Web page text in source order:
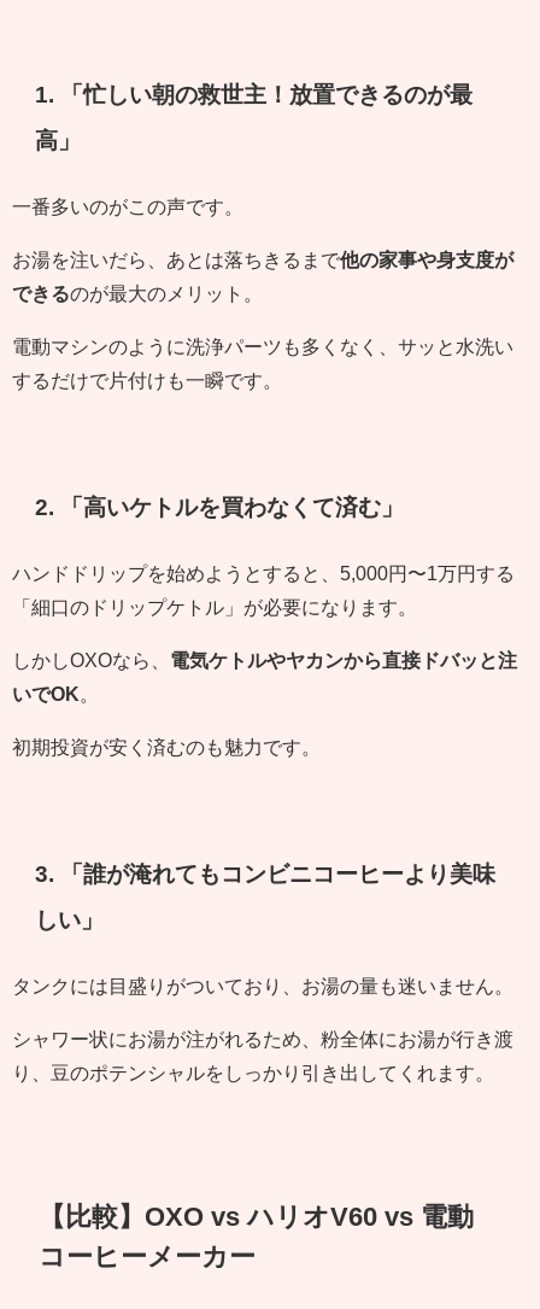
1. 「忙しい朝の救世主！放置できるのが最
高」
一番多いのがこの声です。
お湯を注いだら、あとは落ちきるまで他の家事や身支度が
できるのが最大のメリット。
電動マシンのように洗浄パーツも多くなく、サッと水洗い
するだけで片付けも一瞬です。
2. 「高いケトルを買わなくて済む」
ハンドドリップを始めようとすると、5,000円〜1万円する
「細口のドリップケトル」が必要になります。
しかしOXOなら、 電気ケトルやヤカンから直接ドバッと注
いでOK
初期投資が安く済むのも魅力です。
3. 「誰が淹れてもコンビニコーヒーより美味
しい」
タンクには目盛りがついており、お湯の量も迷いません。
シャワー状にお湯が注がれるため、粉全体にお湯が行き渡
り、豆のポテンシャルをしっかり引き出してくれます。
【比較】OXO vs ハリオV60 vs 電動
コーヒーメーカー